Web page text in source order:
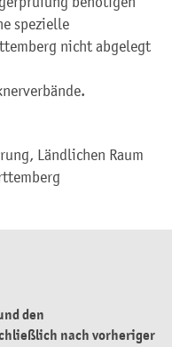
den
nach vorheriger
spezielle
nicht abgelegt
Ländlichen Raum